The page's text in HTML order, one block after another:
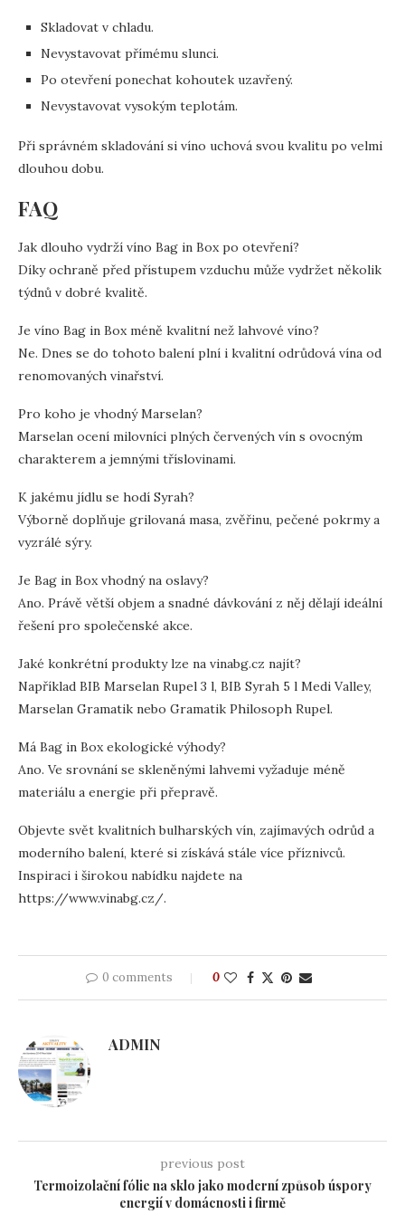
Skladovat v chladu.
Nevystavovat přímému slunci.
Po otevření ponechat kohoutek uzavřený.
Nevystavovat vysokým teplotám.
Při správném skladování si víno uchová svou kvalitu po velmi
dlouhou dobu.
FAQ
Jak dlouho vydrží víno Bag in Box po otevření?
Díky ochraně před přístupem vzduchu může vydržet několik
týdnů v dobré kvalitě.
Je víno Bag in Box méně kvalitní než lahvové víno?
Ne. Dnes se do tohoto balení plní i kvalitní odrůdová vína od
renomovaných vinařství.
Pro koho je vhodný Marselan?
Marselan ocení milovníci plných červených vín s ovocným
charakterem a jemnými tříslovinami.
K jakému jídlu se hodí Syrah?
Výborně doplňuje grilovaná masa, zvěřinu, pečené pokrmy a
vyzrálé sýry.
Je Bag in Box vhodný na oslavy?
Ano. Právě větší objem a snadné dávkování z něj dělají ideální
řešení pro společenské akce.
Jaké konkrétní produkty lze na vinabg.cz najít?
Například BIB Marselan Rupel 3 l, BIB Syrah 5 l Medi Valley,
Marselan Gramatik nebo Gramatik Philosoph Rupel.
Má Bag in Box ekologické výhody?
Ano. Ve srovnání se skleněnými lahvemi vyžaduje méně
materiálu a energie při přepravě.
Objevte svět kvalitních bulharských vín, zajímavých odrůd a
moderního balení, které si získává stále více příznivců.
Inspiraci i širokou nabídku najdete na
https://www.vinabg.cz/.
0 comments 0
ADMIN
previous post
Termoizolační fólie na sklo jako moderní způsob úspory
energií v domácnosti i firmě